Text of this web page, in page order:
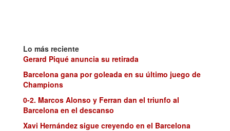
Lo más reciente
Gerard Piqué anuncia su retirada
Barcelona gana por goleada en su último juego de
Champions
0-2. Marcos Alonso y Ferran dan el triunfo al
Barcelona en el descanso
Xavi Hernández sigue creyendo en el Barcelona